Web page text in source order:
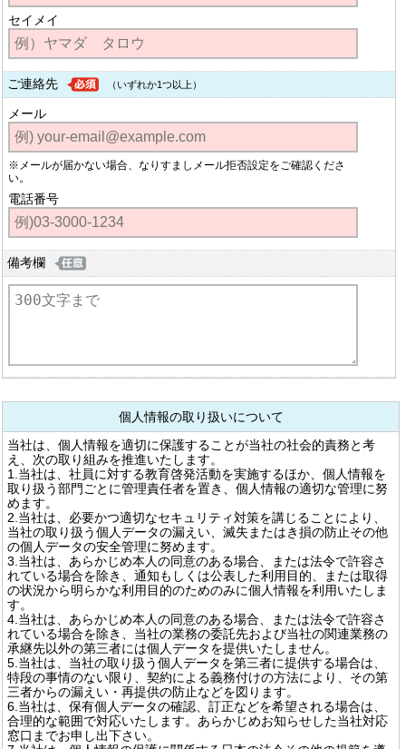
セイメイ
ご連絡先 （いずれか1つ以上）
メール
※メールが届かない場合、なりすましメール拒否設定をご確認くださ
い。
電話番号
備考欄
個人情報の取り扱いについて
当社は、個人情報を適切に保護することが当社の社会的責務と考
え、次の取り組みを推進いたします。
1.当社は、社員に対する教育啓発活動を実施するほか、個人情報を
取り扱う部門ごとに管理責任者を置き、個人情報の適切な管理に努
めます。
2.当社は、必要かつ適切なセキュリティ対策を講じることにより、
当社の取り扱う個人データの漏えい、滅失またはき損の防止その他
の個人データの安全管理に努めます。
3.当社は、あらかじめ本人の同意のある場合、または法令で許容さ
れている場合を除き、通知もしくは公表した利用目的、または取得
の状況から明らかな利用目的のためのみに個人情報を利用いたしま
す。
4.当社は、あらかじめ本人の同意のある場合、または法令で許容さ
れている場合を除き、当社の業務の委託先および当社の関連業務の
承継先以外の第三者には個人データを提供いたしません。
5.当社は、当社の取り扱う個人データを第三者に提供する場合は、
特段の事情のない限り、契約による義務付けの方法により、その第
三者からの漏えい・再提供の防止などを図ります。
6.当社は、保有個人データの確認、訂正などを希望される場合は、
合理的な範囲で対応いたします。あらかじめお知らせした当社対応
窓口までお申し出下さい。